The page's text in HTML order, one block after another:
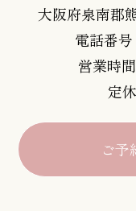
大阪府泉南郡
電話番
営業時
定
ご予